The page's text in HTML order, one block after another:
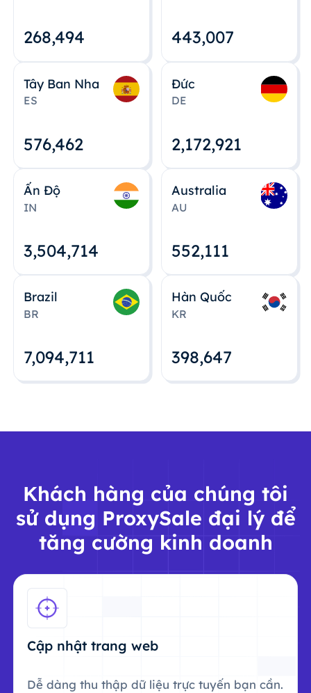
268,495 443,008
Tây Ban Nha
ES
576,463
Đức
DE
2,172,922
Ấn Độ
IN
3,504,715
Australia
AU
552,112
Brazil
BR
7,094,712
Hàn Quốc
KR
398,648
Khách hàng của chúng tôi
sử dụng ProxySale đại lý để
tăng cường kinh doanh
Cập nhật trang web
Dễ dàng thu thập dữ liệu trực tuyến bạn cần.